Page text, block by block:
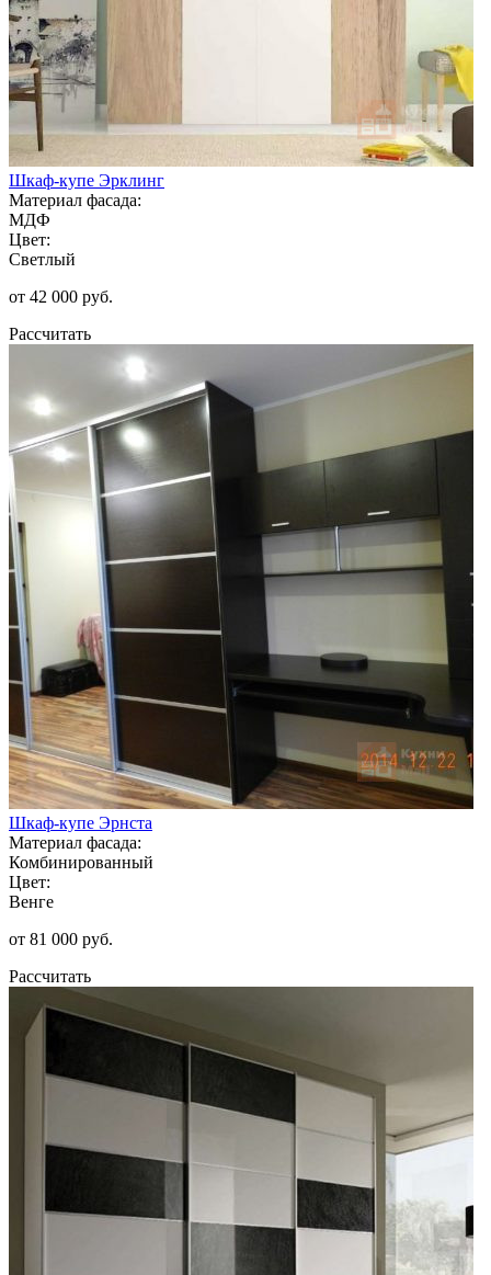
Шкаф-купе Эрклинг
Материал фасада:
МДФ
Цвет:
Светлый
от 42 000 руб.
Рассчитать
Шкаф-купе Эрнста
Материал фасада:
Комбинированный
Цвет:
Венге
от 81 000 руб.
Рассчитать